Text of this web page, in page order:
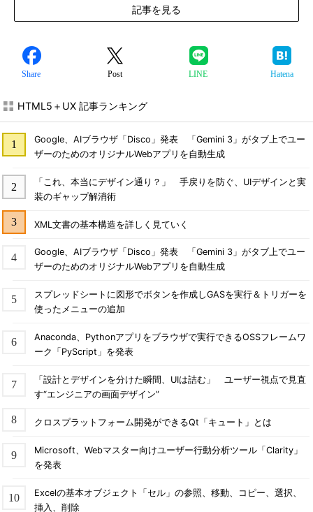
記事を見る
Share Post LINE Hatena
HTML5＋UX 記事ランキング
Google、AIブラウザ「Disco」発表 「Gemini 3」がタブ上でユー
ザーのためのオリジナルWebアプリを自動生成
「これ、本当にデザイン通り？」 手戻りを防ぐ、UIデザインと実
装のギャップ解消術
XML文書の基本構造を詳しく見ていく
Google、AIブラウザ「Disco」発表 「Gemini 3」がタブ上でユー
ザーのためのオリジナルWebアプリを自動生成
スプレッドシートに図形でボタンを作成しGASを実行＆トリガーを
使ったメニューの追加
Anaconda、Pythonアプリをブラウザで実行できるOSSフレームワ
ーク「PyScript」を発表
「設計とデザインを分けた瞬間、UIは詰む」 ユーザー視点で見直
す“エンジニアの画面デザイン”
クロスプラットフォーム開発ができるQt「キュート」とは
Microsoft、Webマスター向けユーザー行動分析ツール「Clarity」
を発表
Excelの基本オブジェクト「セル」の参照、移動、コピー、選択、
挿入、削除